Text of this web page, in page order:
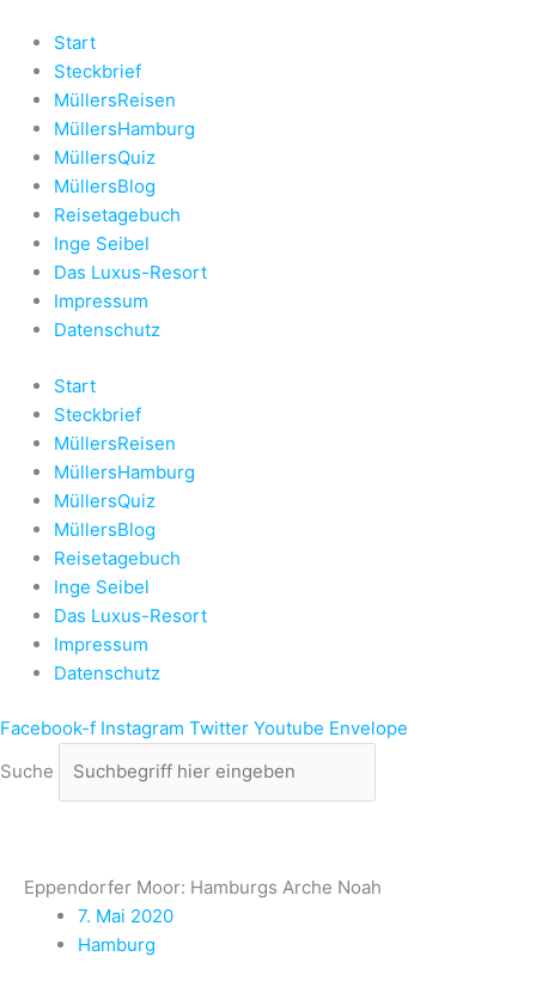
Inhalt
springen
Start
Steckbrief
MüllersReisen
MüllersHamburg
MüllersQuiz
MüllersBlog
Reisetagebuch
Inge Seibel
Das Luxus-Resort
Impressum
Datenschutz
Start
Steckbrief
MüllersReisen
MüllersHamburg
MüllersQuiz
MüllersBlog
Reisetagebuch
Inge Seibel
Das Luxus-Resort
Impressum
Datenschutz
Facebook-f Instagram Twitter Youtube Envelope
Suche
Eppendorfer Moor: Hamburgs Arche Noah
7. Mai 2020
Hamburg